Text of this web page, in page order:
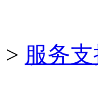
> 服务